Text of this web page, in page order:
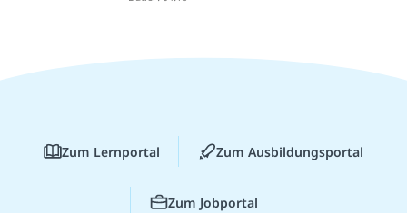
Zum Lernportal Zum Ausbildungsportal
Zum Jobportal